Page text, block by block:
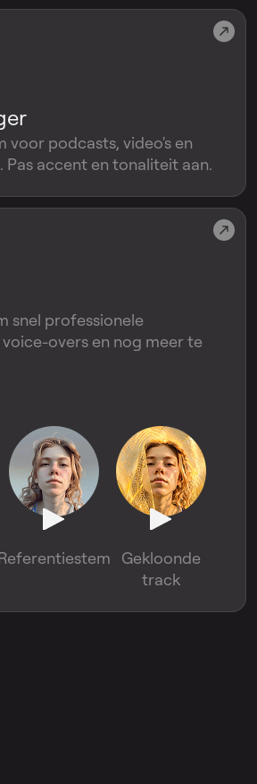
voor podcasts, video's en
accent en tonaliteit aan.
snel professionele
overs en nog meer te
Gekloonde
track